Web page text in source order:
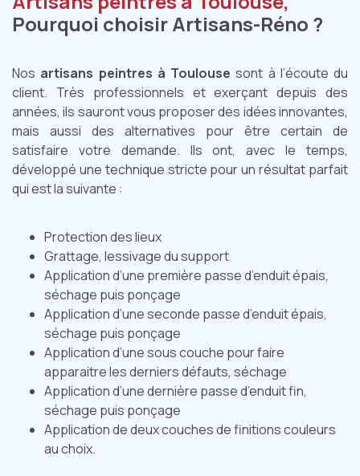
Pourquoi choisir Artisans-Réno ?
Nos artisans peintres à Toulouse sont à l’écoute du
client. Très professionnels et exerçant depuis des
années, ils sauront vous proposer des idées innovantes,
mais aussi des alternatives pour être certain de
satisfaire votre demande. Ils ont, avec le temps,
développé une technique stricte pour un résultat parfait
qui est la suivante :
Protection des lieux
Grattage, lessivage du support
Application d’une première passe d’enduit épais,
séchage puis ponçage
Application d’une seconde passe d’enduit épais,
séchage puis ponçage
Application d’une sous couche pour faire
apparaitre les derniers défauts, séchage
Application d’une dernière passe d’enduit fin,
séchage puis ponçage
Application de deux couches de finitions couleurs
au choix.